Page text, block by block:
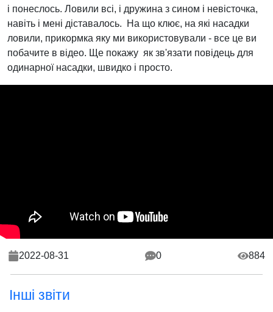
і понеслось. Ловили всі, і дружина з сином і невісточка,
навіть і мені діставалось. На що клює, на які насадки
ловили, прикормка яку ми використовували - все це ви
побачите в відео. Ще покажу як зв'язати повідець для
одинарної насадки, швидко і просто.
2022-08-31 0 884
Інші звіти